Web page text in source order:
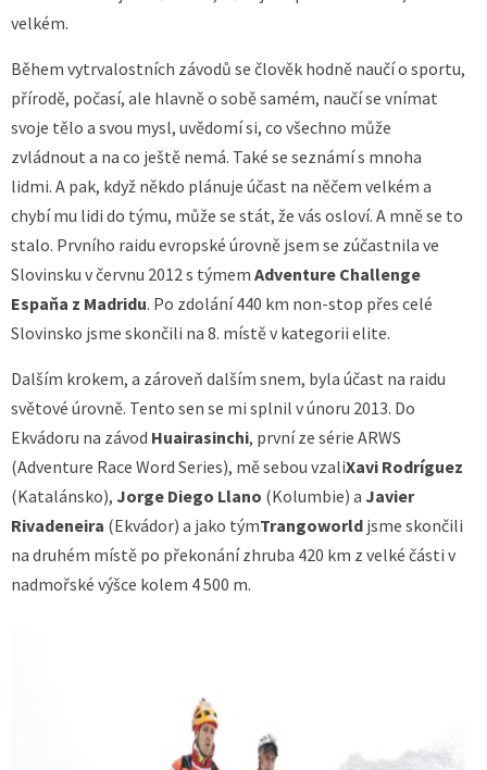
velkém.
Během vytrvalostních závodů se člověk hodně naučí o sportu,
přírodě, počasí, ale hlavně o sobě samém, naučí se vnímat
svoje tělo a svou mysl, uvědomí si, co všechno může
zvládnout a na co ještě nemá. Také se seznámí s mnoha
lidmi. A pak, když někdo plánuje účast na něčem velkém a
chybí mu lidi do týmu, může se stát, že vás osloví. A mně se to
stalo. Prvního raidu evropské úrovně jsem se zúčastnila ve
Slovinsku v červnu 2012 s týmem Adventure Challenge
Espaňa z Madridu. Po zdolání 440 km non-stop přes celé
Slovinsko jsme skončili na 8. místě v kategorii elite.
Dalším krokem, a zároveň dalším snem, byla účast na raidu
světové úrovně. Tento sen se mi splnil v únoru 2013. Do
Ekvádoru na závod Huairasinchi, první ze série ARWS
(Adventure Race Word Series), mě sebou vzaliXavi Rodríguez
(Katalánsko), Jorge Diego Llano (Kolumbie) a Javier
Rivadeneira (Ekvádor) a jako týmTrangoworld jsme skončili
na druhém místě po překonání zhruba 420 km z velké části v
nadmořské výšce kolem 4 500 m.